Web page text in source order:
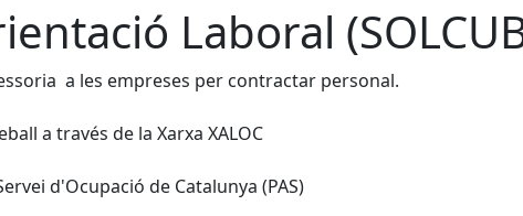
Laboral
a les empreses per contractar personal.
a través de la Xarxa XALOC
d'Ocupació de Catalunya (PAS)